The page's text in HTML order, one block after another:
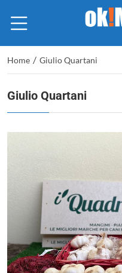
Home / Giulio Quartani
Giulio Quartani